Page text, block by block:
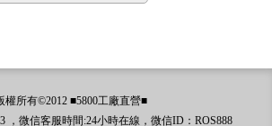
權所有©2012 ■5800工廠直營■
，微信客服時間:24小時在線，微信ID：ROS888